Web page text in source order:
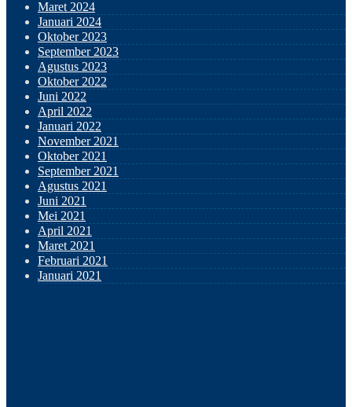
Maret 2024
Januari 2024
Oktober 2023
September 2023
Agustus 2023
Oktober 2022
Juni 2022
April 2022
Januari 2022
November 2021
Oktober 2021
September 2021
Agustus 2021
Juni 2021
Mei 2021
April 2021
Maret 2021
Februari 2021
Januari 2021